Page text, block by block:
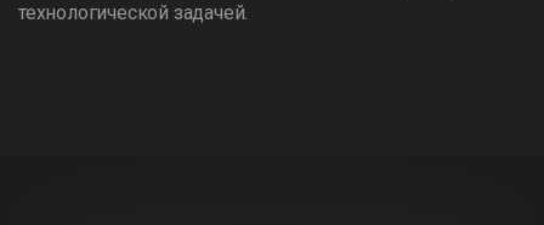
технологической задачей.